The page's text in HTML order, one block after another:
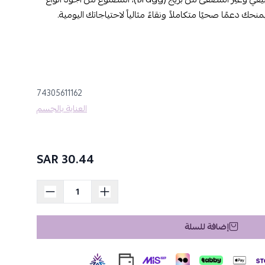
دعمًا صحيًا متكاملاً ونقاءً مثالياً لاحتياجاتك اليومية.
بالجسم والبشرة.
والعناية الشخصية.
أو استخدامه في روتين العناية بالجمال والشعر.
74305611162
العناية بالجسم
30.44 SAR
إضافة للسلة